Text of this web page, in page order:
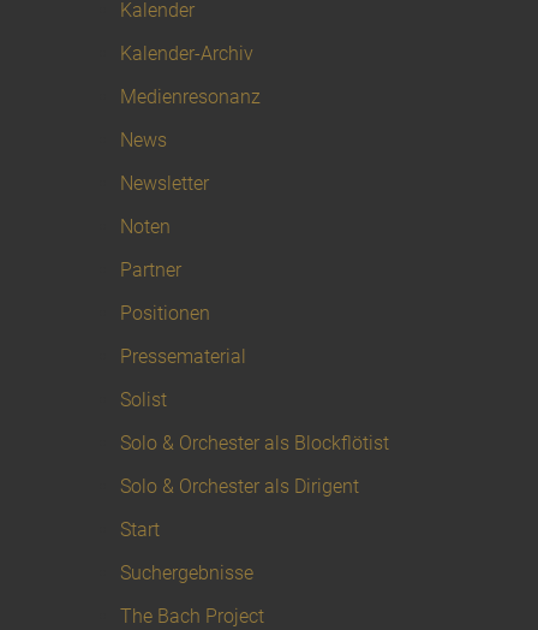
Kalender
Kalender-Archiv
Medienresonanz
News
Newsletter
Noten
Partner
Positionen
Pressematerial
Solist
Solo & Orchester als Blockflötist
Solo & Orchester als Dirigent
Start
Suchergebnisse
The Bach Project